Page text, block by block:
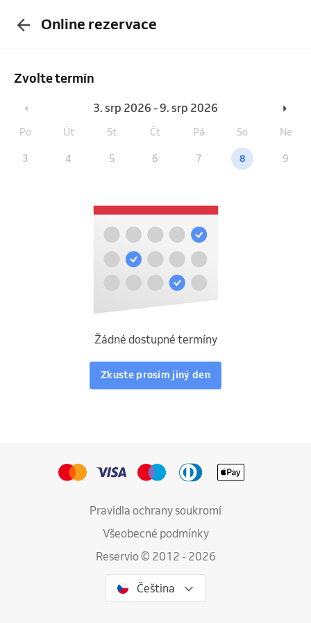
Online rezervace
Zvolte termín
3. srp 2026 - 9. srp 2026
Po Út St Čt Pá So Ne
3 4 5 6 7 8 9
Žádné dostupné termíny
Zkuste prosím jiný den
Pravidla ochrany soukromí
Všeobecné podmínky
Reservio © 2012 - 2026
Čeština